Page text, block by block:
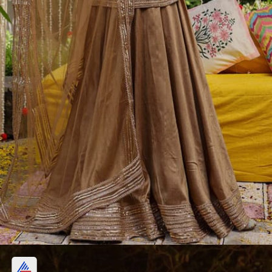
लहंगे के साथ पहनें शॉर्ट कुर्ती